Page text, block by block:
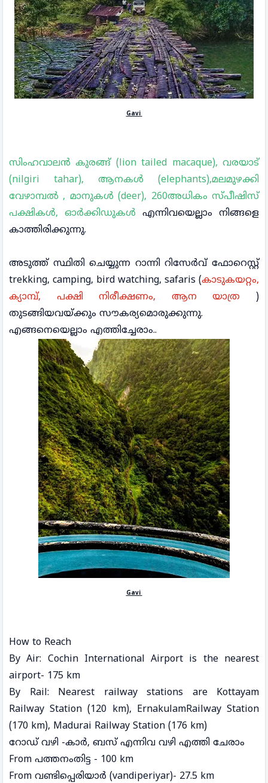
Gavi
സിംഹവാലൻ കുരങ്ങ് (lion tailed macaque), വരയാട്
(nilgiri tahar), ആനകൾ (elephants),മലമുഴക്കി
വേഴാമ്പൽ , മാനുകൾ (deer), 260അധികം സ്പീഷിസ്
പക്ഷികൾ, ഓർക്കിഡുകൾ എന്നിവയെല്ലാം നിങ്ങളെ
കാത്തിരിക്കുന്നു.
അടുത്ത് സ്ഥിതി ചെയ്യുന്ന റാന്നി റിസേർവ് ഫോറെസ്റ്റ്
trekking, camping, bird watching, safaris (കാടുകയറ്റം,
ക്യാമ്പ്, പക്ഷി നിരീക്ഷണം, ആന യാത്ര )
തുടങ്ങിയവയ്ക്കും സൗകര്യമൊരുക്കുന്നു.
എങ്ങനെയെല്ലാം എത്തിച്ചേരാം..
Gavi
How to Reach
By Air: Cochin International Airport is the nearest
airport- 175 km
By Rail: Nearest railway stations are Kottayam
Railway Station (120 km), ErnakulamRailway Station
(170 km), Madurai Railway Station (176 km)
റോഡ് വഴി -കാർ, ബസ് എന്നിവ വഴി എത്തി ചേരാം
From പത്തനംതിട്ട - 100 km
From വണ്ടിപ്പെരിയാർ (vandiperiyar)- 27.5 km